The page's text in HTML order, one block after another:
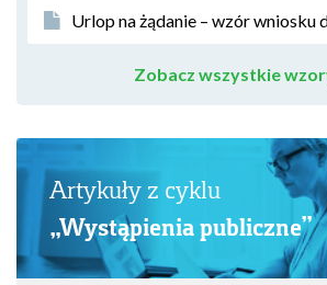
Urlop na żądanie – wzór wniosku
Zobacz wszystkie
Artykuły z cyklu
„Wystąpienia publiczne”